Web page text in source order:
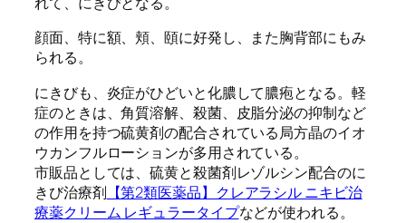
顔面、特に額、頬、頤に好発し、また胸背部にもみ
られる。
にきびも、炎症がひどいと化膿して膿疱となる。軽
症のときは、角質溶解、殺菌、皮脂分泌の抑制など
の作用を持つ硫黄剤の配合されている局方晶のイオ
ウカンフルローションが多用されている。
市販品としては、硫黄と殺菌剤レゾルシン配合のに
きび治療剤 【第2類医薬品】クレアラシル ニキビ治
療薬クリーム レギュラータイプなどが使われる。